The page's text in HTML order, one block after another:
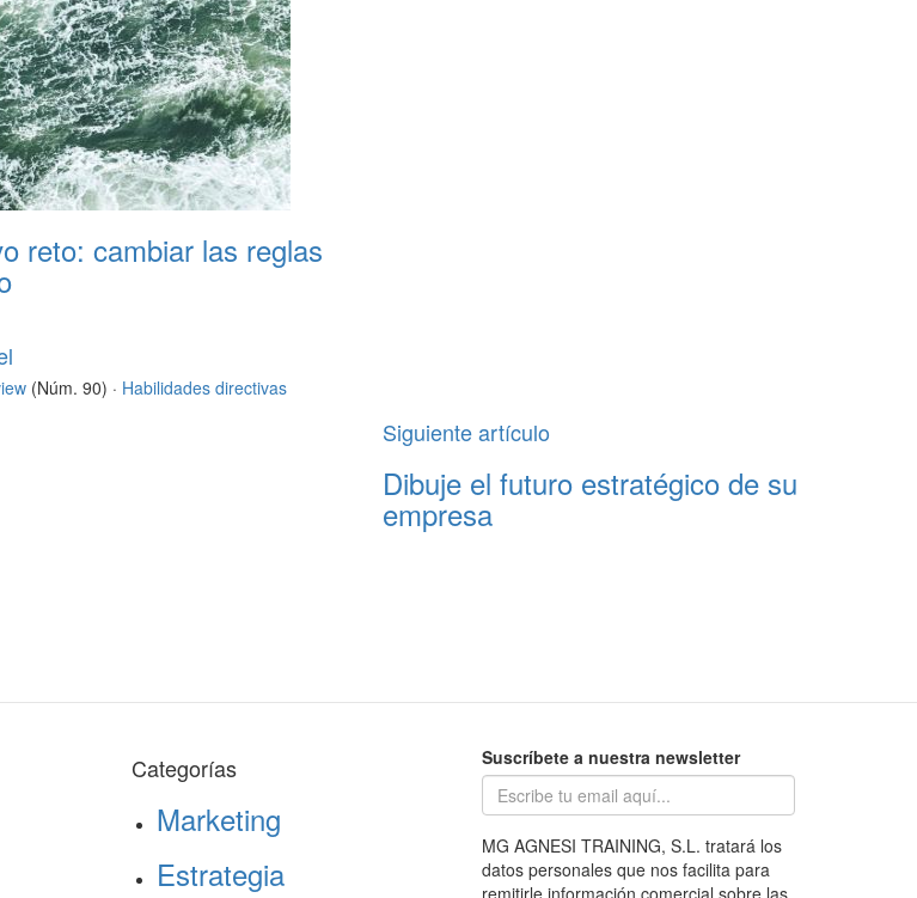
reto: cambiar las reglas
(Núm. 90) · Habilidades directivas
Siguiente artículo
Dibuje el futuro estratégico de su
empresa
Categorías
Marketing
Estrategia
Suscríbete a nuestra newsletter
MG AGNESI TRAINING, S.L. tratará los
datos personales que nos facilita para